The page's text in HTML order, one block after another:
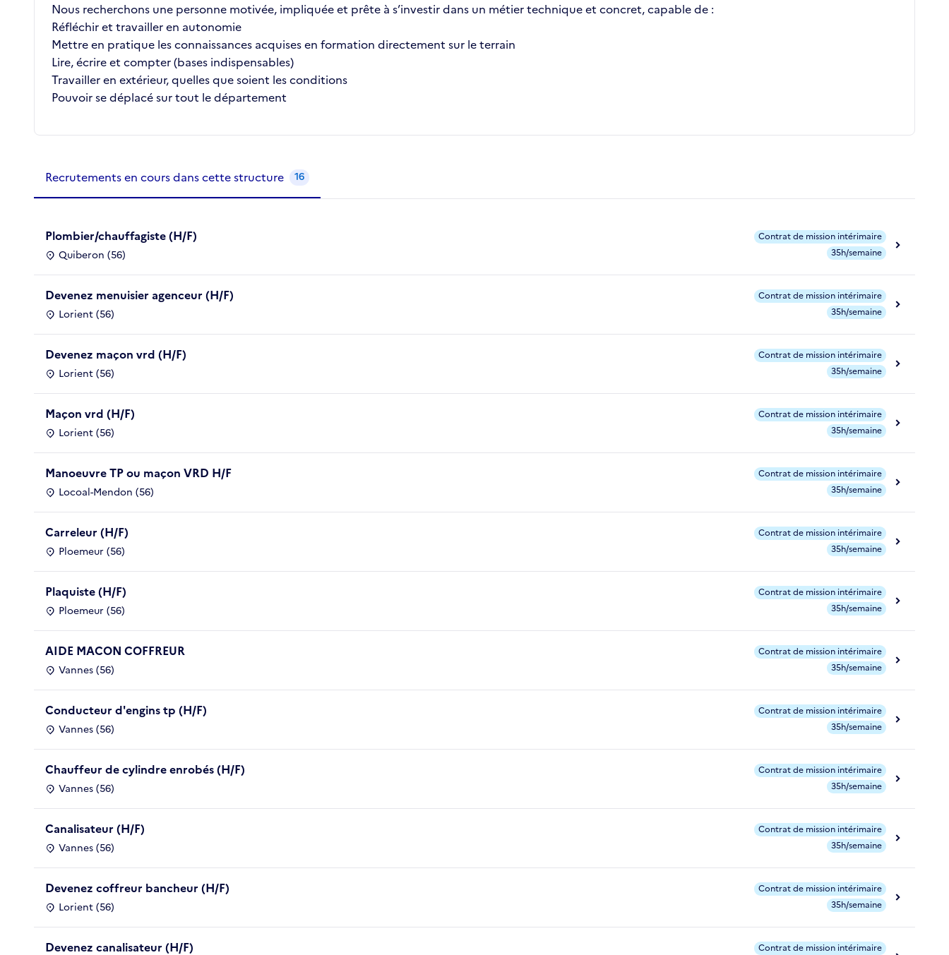
Nous recherchons une personne motivée, impliquée et prête à s’investir dans un métier technique et concret, capable de :
Réfléchir et travailler en autonomie
Mettre en pratique les connaissances acquises en formation directement sur le terrain
Lire, écrire et compter (bases indispensables)
Travailler en extérieur, quelles que soient les conditions
Pouvoir se déplacé sur tout le département
Recrutements de la structure
Recrutements en cours dans cette structure 16
Plombier/chauffagiste (H/F)
Quiberon (56)
Contrat de mission intérimaire
35h/semaine
Devenez menuisier agenceur (H/F)
Lorient (56)
Contrat de mission intérimaire
35h/semaine
Devenez maçon vrd (H/F)
Lorient (56)
Contrat de mission intérimaire
35h/semaine
Maçon vrd (H/F)
Lorient (56)
Contrat de mission intérimaire
35h/semaine
Manoeuvre TP ou maçon VRD H/F
Locoal-Mendon (56)
Contrat de mission intérimaire
35h/semaine
Carreleur (H/F)
Ploemeur (56)
Contrat de mission intérimaire
35h/semaine
Plaquiste (H/F)
Ploemeur (56)
Contrat de mission intérimaire
35h/semaine
AIDE MACON COFFREUR
Vannes (56)
Contrat de mission intérimaire
35h/semaine
Conducteur d'engins tp (H/F)
Vannes (56)
Contrat de mission intérimaire
35h/semaine
Chauffeur de cylindre enrobés (H/F)
Vannes (56)
Contrat de mission intérimaire
35h/semaine
Canalisateur (H/F)
Vannes (56)
Contrat de mission intérimaire
35h/semaine
Devenez coffreur bancheur (H/F)
Lorient (56)
Contrat de mission intérimaire
35h/semaine
Devenez canalisateur (H/F) Contrat de mission intérimaire